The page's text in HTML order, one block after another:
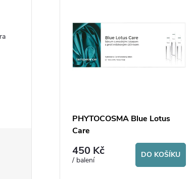
PHYTOCOSMA Blue Lotus
Care
450 Kč
/ balení
DO KOŠÍKU